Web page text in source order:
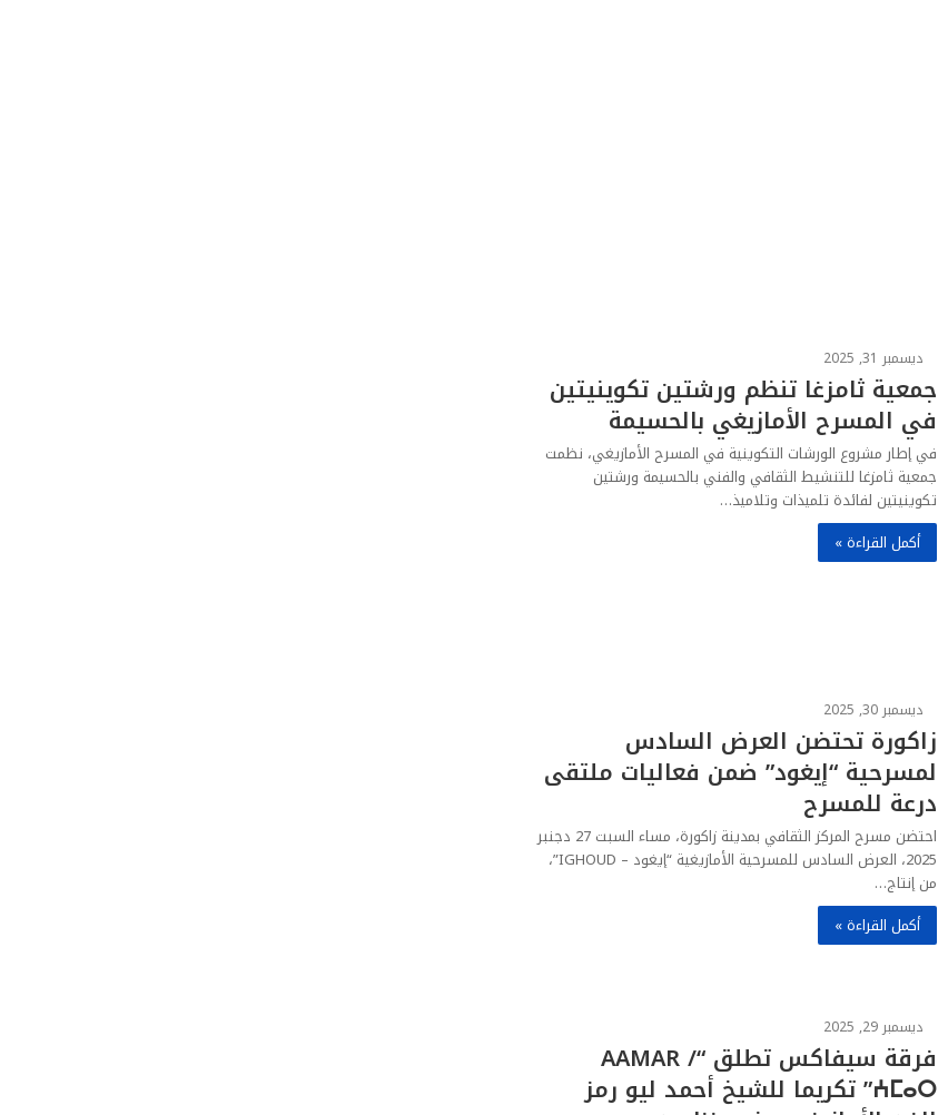
ديسمبر 31, 2025
جمعية ثامزغا تنظم ورشتين تكوينيتين
في المسرح الأمازيغي بالحسيمة
في إطار مشروع الورشات التكوينية في المسرح الأمازيغي، نظمت
جمعية ثامزغا للتنشيط الثقافي والفني بالحسيمة ورشتين
تكوينيتين لفائدة تلميذات وتلاميذ…
أكمل القراءة »
ديسمبر 30, 2025
زاكورة تحتضن العرض السادس
لمسرحية “إيغود” ضمن فعاليات ملتقى
درعة للمسرح
احتضن مسرح المركز الثقافي بمدينة زاكورة، مساء السبت 27 دجنبر
2025، العرض السادس للمسرحية الأمازيغية “إيغود – IGHOUD”،
من إنتاج…
أكمل القراءة »
ديسمبر 29, 2025
فرقة سيفاكس تطلق “AAMAR /
ⵄⵎⴰⵔ” تكريما للشيخ أحمد ليو رمز